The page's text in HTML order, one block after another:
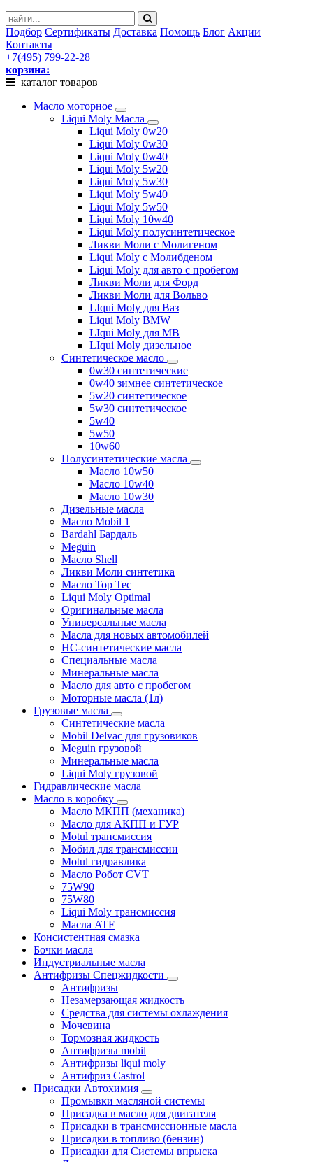
Подбор Сертификаты Доставка Помощь Блог Акции
Контакты
+7(495) 799-22-28
корзина:
каталог товаров
Масло моторное
Liqui Moly Масла
Liqui Moly 0w20
Liqui Moly 0w30
Liqui Moly 0w40
Liqui Moly 5w20
Liqui Moly 5w30
Liqui Moly 5w40
Liqui Moly 5w50
Liqui Moly 10w40
Liqui Moly полусинтетическое
Ликви Моли с Молигеном
Liqui Moly с Молибденом
Liqui Moly для авто с пробегом
Ликви Моли для Форд
Ликви Моли для Вольво
LIqui Moly для Ваз
Liqui Moly BMW
LIqui Moly для MB
LIqui Moly дизельное
Синтетическое масло
0w30 синтетические
0w40 зимнее синтетическое
5w20 синтетическое
5w30 синтетическое
5w40
5w50
10w60
Полусинтетические масла
Масло 10w50
Масло 10w40
Масло 10w30
Дизельные масла
Масло Mobil 1
Bardahl Бардаль
Meguin
Масло Shell
Ликви Моли синтетика
Масло Top Tec
Liqui Moly Optimal
Оригинальные масла
Универсальные масла
Масла для новых автомобилей
HC-синтетические масла
Специальные масла
Минеральные масла
Масло для авто с пробегом
Моторные масла (1л)
Грузовые масла
Синтетические масла
Mobil Delvac для грузовиков
Meguin грузовой
Минеральные масла
Liqui Moly грузовой
Гидравлические масла
Масло в коробку
Масло МКПП (механика)
Масло для АКПП и ГУР
Motul трансмиссия
Мобил для трансмиссии
Motul гидравлика
Масло Робот CVT
75W90
75W80
Liqui Moly трансмиссия
Масла ATF
Консистентная смазка
Бочки масла
Индустриальные масла
Антифризы Спецжидкости
Антифризы
Незамерзающая жидкость
Средства для системы охлаждения
Мочевина
Тормозная жидкость
Антифризы mobil
Антифризы liqui moly
Антифриз Castrol
Присадки Автохимия
Промывки масляной системы
Присадка в масло для двигателя
Присадки в трансмиссионные масла
Присадки в топливо (бензин)
Присадки для Системы впрыска